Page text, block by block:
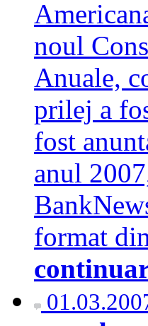
noul
Anuale,
prilej a
fost
anul
format